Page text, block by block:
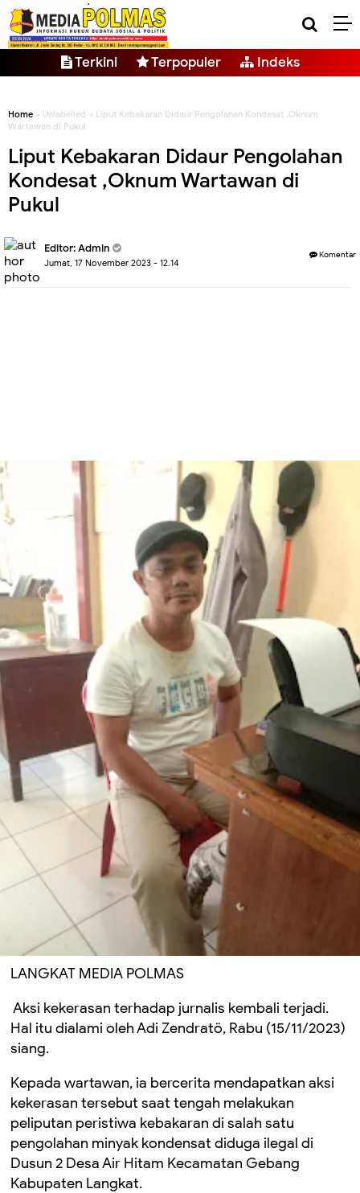
Terkini Terpopuler Indeks
Home » Unlabelled » Liput Kebakaran Didaur Pengolahan Kondesat ,Oknum
Wartawan di Pukul
Liput Kebakaran Didaur Pengolahan
Kondesat ,Oknum Wartawan di
Pukul
Editor: Admin
Jumat, 17 November 2023 - 12.14
Komentar
LANGKAT MEDIA POLMAS
Aksi kekerasan terhadap jurnalis kembali terjadi.
Hal itu dialami oleh Adi Zendratö, Rabu (15/11/2023)
siang.
Kepada wartawan, ia bercerita mendapatkan aksi
kekerasan tersebut saat tengah melakukan
peliputan peristiwa kebakaran di salah satu
pengolahan minyak kondensat diduga ilegal di
Dusun 2 Desa Air Hitam Kecamatan Gebang
Kabupaten Langkat.